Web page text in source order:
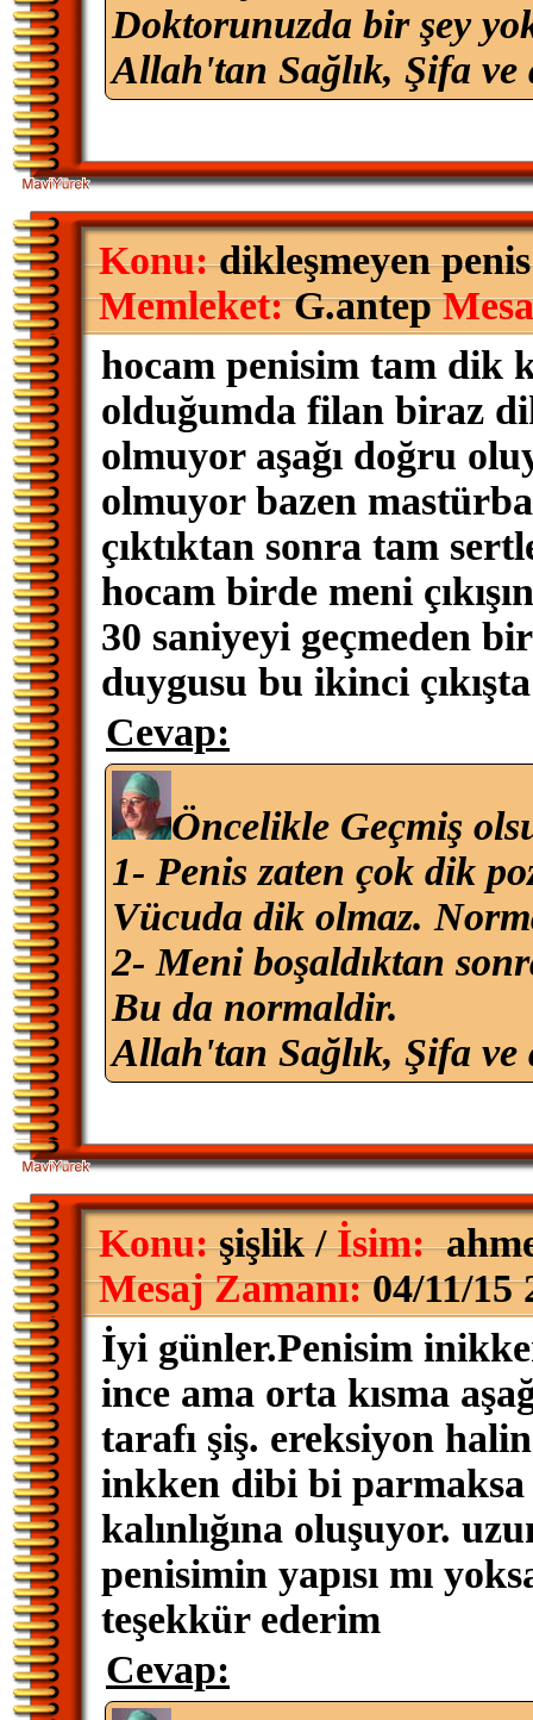
Doktorunuzda bir şey
Allah'tan Sağlık, Şifa
Konu:dikleşmeyen
Memleket:G.antep
hocam penisim tam dik
olduğumda filan biraz
olmuyor aşağı doğru
olmuyor bazen
çıktıktan sonra tam
hocam birde meni
30 saniyeyi geçmeden
duygusu bu ikinci
Cevap:
Öncelikle Geçmiş
1- Penis zaten çok dik
Vücuda dik olmaz.
2- Meni boşaldıktan
Bu da normaldir.
Allah'tan Sağlık, Şifa
Konu:şişlik /İsim:
Mesaj Zamanı:04/11/15
İyi günler.Penisim
ince ama orta kısma
tarafı şiş. ereksiyon
inkken dibi bi
kalınlığına oluşuyor.
penisimin yapısı mı
teşekkür ederim
Cevap: